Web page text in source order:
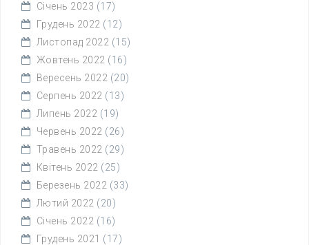
Січень 2023 (17)
Грудень 2022 (12)
Листопад 2022 (15)
Жовтень 2022 (16)
Вересень 2022 (20)
Серпень 2022 (13)
Липень 2022 (19)
Червень 2022 (26)
Травень 2022 (29)
Квітень 2022 (25)
Березень 2022 (33)
Лютий 2022 (20)
Січень 2022 (16)
Грудень 2021 (17)